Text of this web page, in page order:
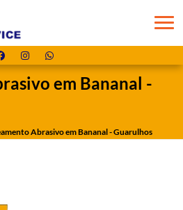
em Bananal -
Abrasivo em Bananal - Guarulhos